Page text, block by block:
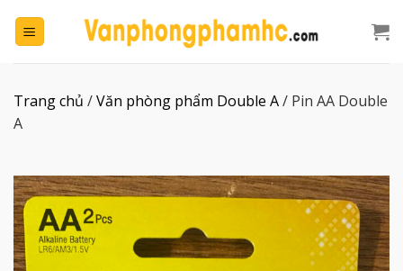
đến
Trang chủ /Văn phòng phẩm Double A/ Pin AA Double
A